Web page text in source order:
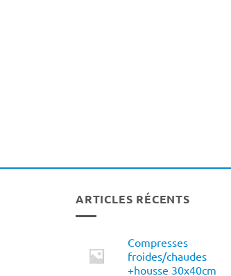
ARTICLES RÉCENTS
Compresses
froides/chaudes
+housse 30x40cm